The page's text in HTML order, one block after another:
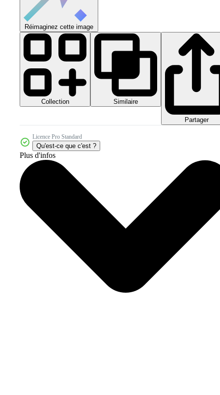
Réimaginez cette image
Collection Similaire
Partager
Licence Pro Standard
Qu'est-ce que c'est ?
Plus d'infos